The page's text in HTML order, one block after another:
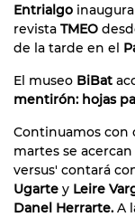
Entrialgo
revista TMEO
de la tarde en el
El museo BiBat
mentirón: hojas
Continuamos con
martes se
versus' contará
Ugarte y Leire
Danel Herrarte. A